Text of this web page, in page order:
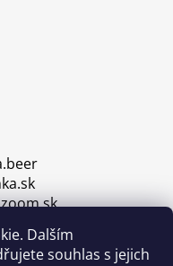
Dalším
souhlas s jejich